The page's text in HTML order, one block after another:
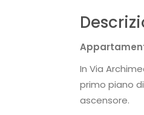
In Via
primo piano
ascensore.